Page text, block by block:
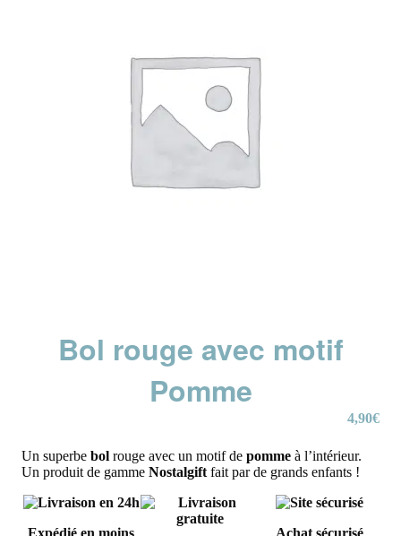
Bol rouge avec motif
Pomme
4,90€
Un superbe bol rouge avec un motif de pomme à l’intérieur.
Un produit de gamme Nostalgift fait par de grands enfants !
Expédié en moins Achat sécurisé